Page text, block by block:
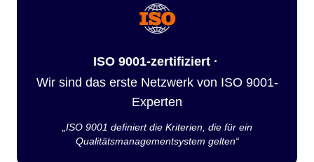
ISO 9001-zertifiziert ·
Wir sind das erste Netzwerk von ISO 9001-
Experten
„ISO 9001 definiert die Kriterien, die für ein
Qualitätsmanagementsystem gelten“